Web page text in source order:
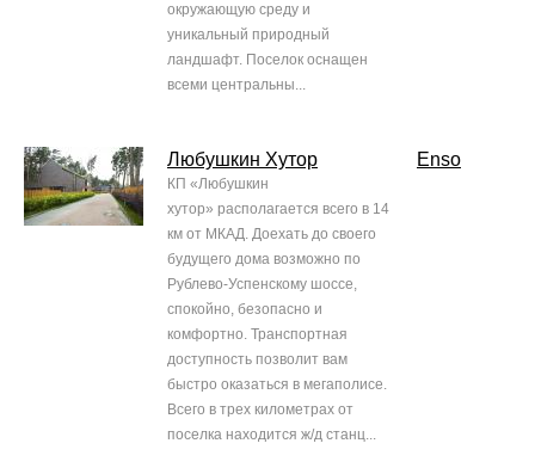
окружающую среду и
уникальный природный
ландшафт. Поселок оснащен
всеми центральны...
Любушкин Хутор
КП «Любушкин
хутор» располагается всего в 14
км от МКАД. Доехать до своего
будущего дома возможно по
Рублево-Успенскому шоссе,
спокойно, безопасно и
комфортно. Транспортная
доступность позволит вам
быстро оказаться в мегаполисе.
Всего в трех километрах от
поселка находится ж/д станц...
Enso